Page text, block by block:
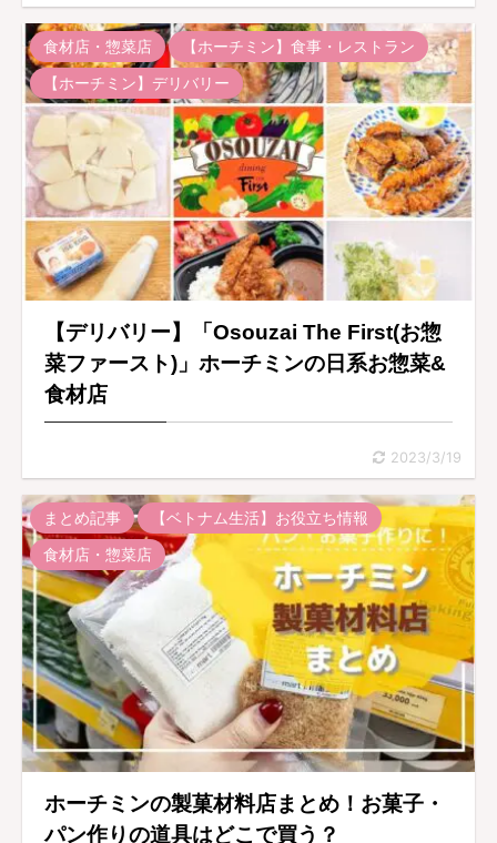
食材店・惣菜店
【ホーチミン】食事・レストラン
【ホーチミン】デリバリー
【デリバリー】「Osouzai The First(お惣
菜ファースト)」ホーチミンの日系お惣菜&
食材店
2023/3/19
まとめ記事
【ベトナム生活】お役立ち情報
食材店・惣菜店
ホーチミンの製菓材料店まとめ！お菓子・
パン作りの道具はどこで買う？